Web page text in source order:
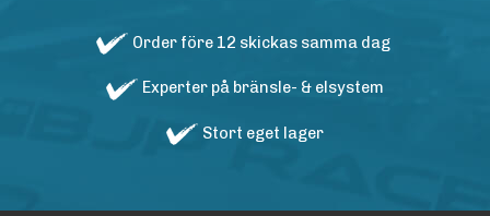
Order före 12 skickas samma dag
Experter på bränsle- & elsystem
Stort eget lager